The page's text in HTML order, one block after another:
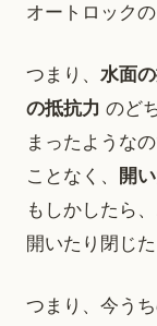
オートロック
つまり、 水面
の抵抗力 のど
まったような
ことなく、
開
もしかしたら
開いたり閉じ
つまり、今う